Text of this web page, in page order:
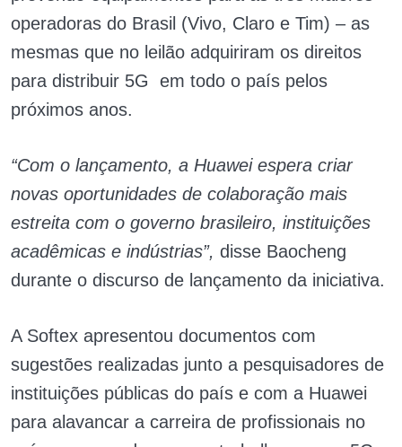
operadoras do Brasil (Vivo, Claro e Tim) – as
mesmas que no leilão adquiriram os direitos
para distribuir 5G em todo o país pelos
próximos anos.
“Com o lançamento, a Huawei espera criar
novas oportunidades de colaboração mais
estreita com o governo brasileiro, instituições
acadêmicas e indústrias”, disse Baocheng
durante o discurso de lançamento da iniciativa.
A Softex apresentou documentos com
sugestões realizadas junto a pesquisadores de
instituições públicas do país e com a Huawei
para alavancar a carreira de profissionais no